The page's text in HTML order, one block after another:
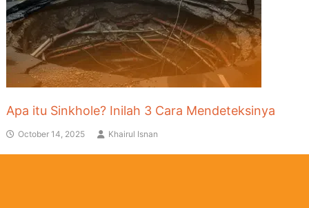
Apa itu Sinkhole? Inilah 3 Cara Mendeteksinya
October 14, 2025 Khairul Isnan